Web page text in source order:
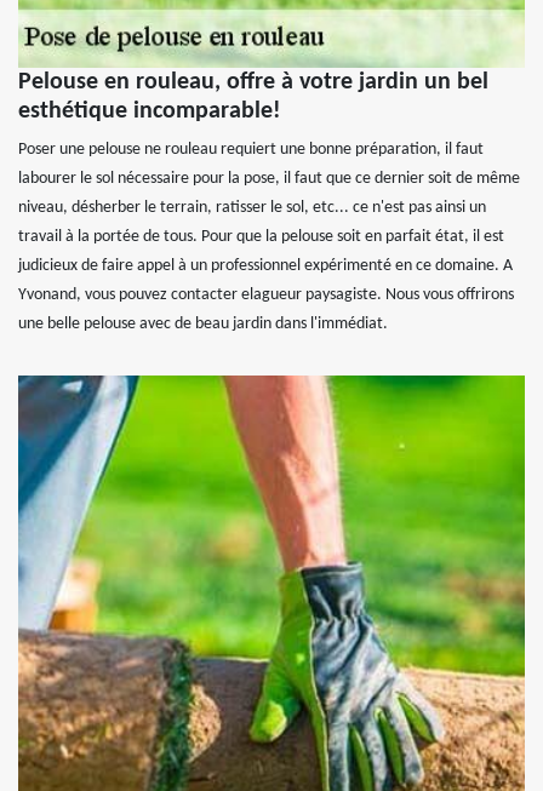
Pelouse en rouleau, offre à votre jardin un bel
esthétique incomparable!
Poser une pelouse ne rouleau requiert une bonne préparation, il faut
labourer le sol nécessaire pour la pose, il faut que ce dernier soit de même
niveau, désherber le terrain, ratisser le sol, etc... ce n'est pas ainsi un
travail à la portée de tous. Pour que la pelouse soit en parfait état, il est
judicieux de faire appel à un professionnel expérimenté en ce domaine. A
Yvonand, vous pouvez contacter elagueur paysagiste. Nous vous offrirons
une belle pelouse avec de beau jardin dans l'immédiat.